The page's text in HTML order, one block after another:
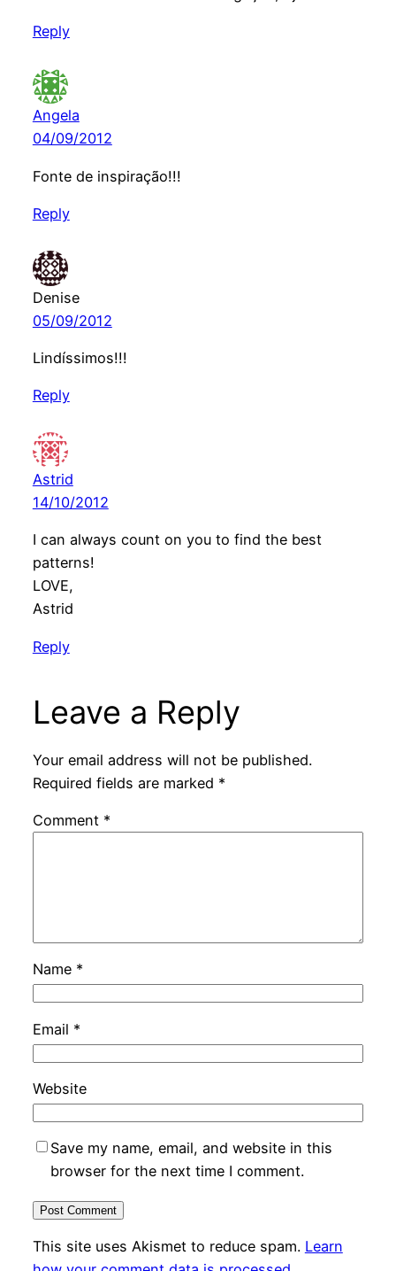
Reply
Angela
04/09/2012
Fonte de inspiração!!!
Reply
Denise
05/09/2012
Lindíssimos!!!
Reply
Astrid
14/10/2012
I can always count on you to find the best
patterns!
LOVE,
Astrid
Reply
Leave a Reply
Your email address will not be published.
Required fields are marked *
Comment *
Name *
Email *
Website
Save my name, email, and website in this
browser for the next time I comment.
This site uses Akismet to reduce spam. Learn